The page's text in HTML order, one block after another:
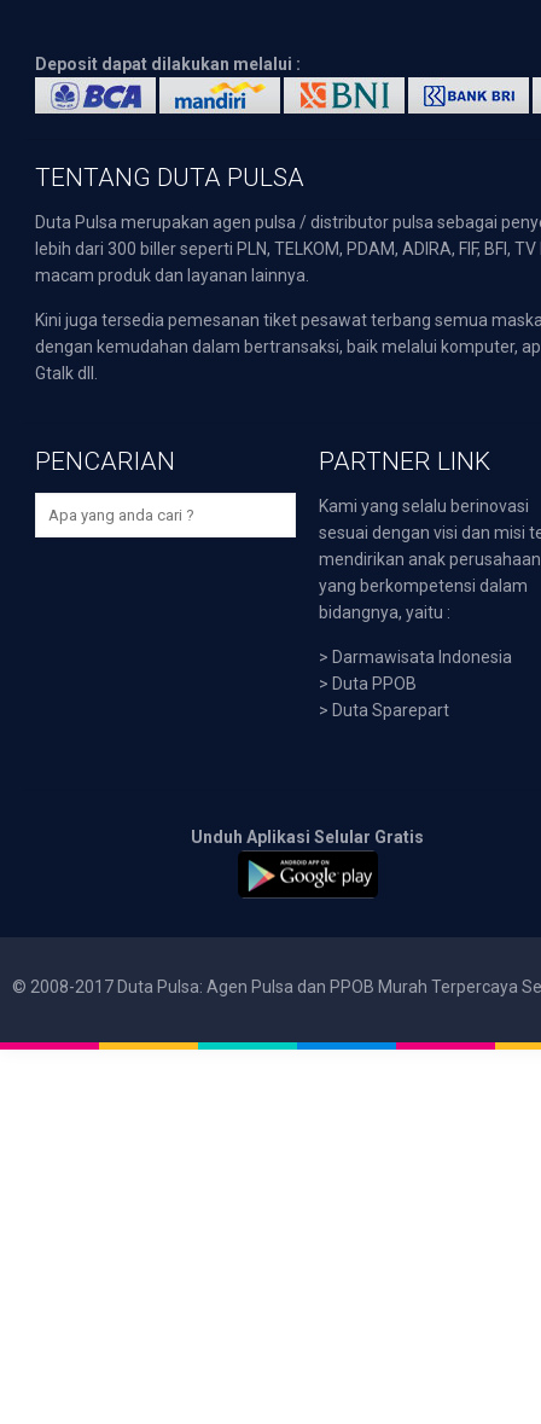
Deposit dapat dilakukan melalui :
TENTANG DUTA PULSA
Duta Pulsa merupakan agen pulsa / distributor pulsa sebagai
lebih dari 300 biller seperti PLN, TELKOM, PDAM, ADIRA, FIF,
macam produk dan layanan lainnya.
Kini juga tersedia pemesanan tiket pesawat terbang semua
dengan kemudahan dalam bertransaksi, baik melalui komputer,
Gtalk dll.
PENCARIAN PARTNER LINK
Kami yang selalu berinovasi
sesuai dengan visi dan misi
mendirikan anak perusahaan
yang berkompetensi dalam
bidangnya, yaitu :
> Darmawisata Indonesia
> Duta PPOB
> Duta Sparepart
Unduh Aplikasi Selular Gratis
© 2008-2017 Duta Pulsa: Agen Pulsa dan PPOB Murah Terpercaya